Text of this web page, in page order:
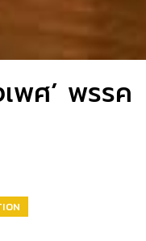
เพศ’ พรรค